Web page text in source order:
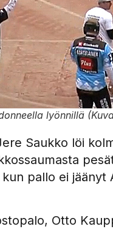
lyönnillä
Saukko löi
kun pallo ei jäänyt
Otto